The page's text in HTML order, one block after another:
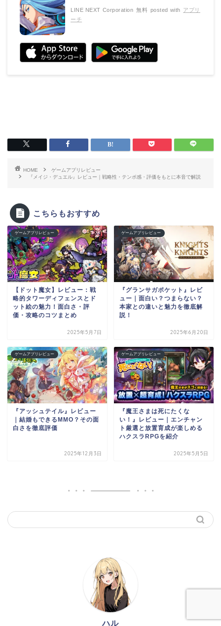
LINE NEXT Corporation 無料 posted with アプリ
ーチ
HOME
ゲームアプリレビュー
『メイジ・デュエル』レビュー｜戦略性・テンポ感・評価をもとに本音で解説
こちらもおすすめ
ゲームアプリレビュー
【ドット魔女】レビュー：戦
略的タワーディフェンスとド
ット絵の魅力！面白さ・評
価・攻略のコツまとめ
2025年5月7日
ゲームアプリレビュー
『グランサガポケット』レビ
ュー｜面白い？つまらない？
本家との違いと魅力を徹底解
説！
2025年6月20日
ゲームアプリレビュー
『アッシュテイル』レビュー
｜結婚もできるMMO？その面
白さを徹底評価
2025年12月3日
ゲームアプリレビュー
『魔王さまは死にたくな
い！』レビュー｜エンチャン
ト厳選と放置育成が楽しめる
ハクスラRPGを紹介
2025年5月5日
ハル